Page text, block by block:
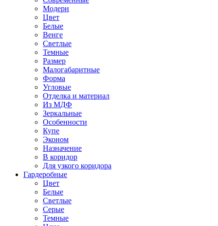
Модерн
Цвет
Белые
Венге
Светлые
Темные
Размер
Малогабаритные
Форма
Угловые
Отделка и материал
Из МДФ
Зеркальные
Особенности
Купе
Эконом
Назначение
В коридор
Для узкого коридора
Гардеробные
Цвет
Белые
Светлые
Серые
Темные